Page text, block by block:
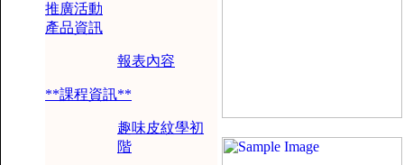
推廣活動
產品資訊
報表內容
**課程資訊**
趣味皮紋學初
階